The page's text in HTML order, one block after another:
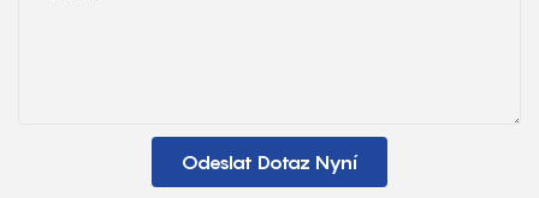
Odeslat Dotaz Nyní